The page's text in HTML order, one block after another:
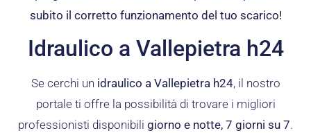
subito il corretto funzionamento del tuo scarico!
Idraulico a Vallepietra h24
Se cerchi un idraulico a Vallepietra h24, il nostro
portale ti offre la possibilità di trovare i migliori
professionisti disponibili giorno e notte, 7 giorni su 7.